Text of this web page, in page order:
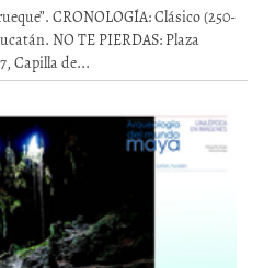
CRONOLOGÍA: Clásico (250-
NO TE PIERDAS: Plaza
Capilla de...